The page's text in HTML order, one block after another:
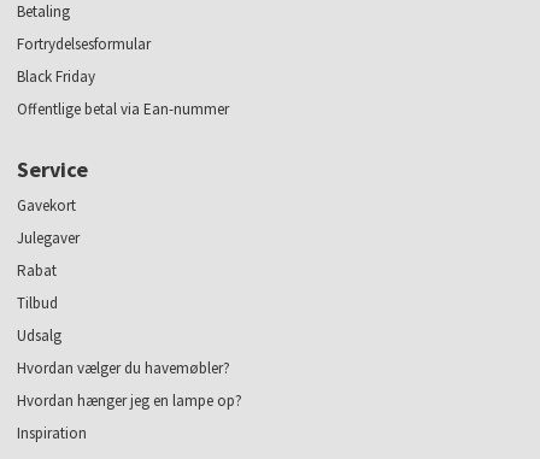
Betaling
Fortrydelsesformular
Black Friday
Offentlige betal via Ean-nummer
Service
Gavekort
Julegaver
Rabat
Tilbud
Udsalg
Hvordan vælger du havemøbler?
Hvordan hænger jeg en lampe op?
Inspiration